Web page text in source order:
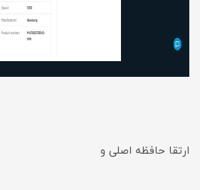
ارتقا حافظه اصلی و